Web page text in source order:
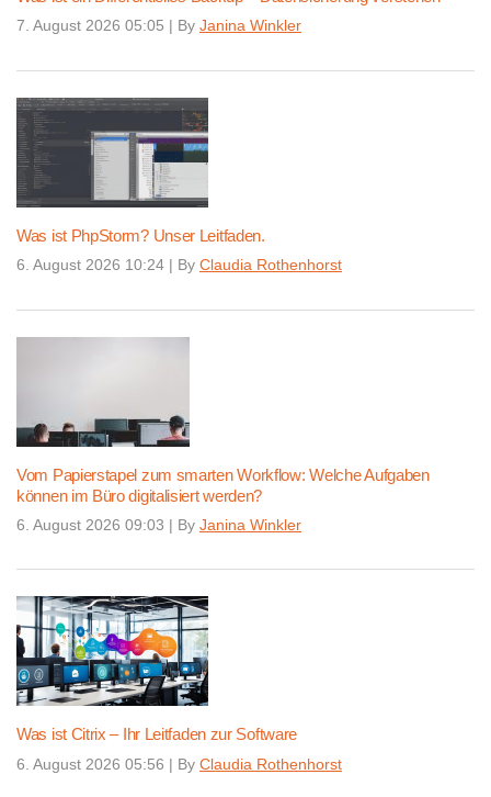
7. August 2026 05:05 | By Janina Winkler
Was ist PhpStorm? Unser Leitfaden.
6. August 2026 10:24 | By Claudia Rothenhorst
Vom Papierstapel zum smarten Workflow: Welche Aufgaben
können im Büro digitalisiert werden?
6. August 2026 09:03 | By Janina Winkler
Was ist Citrix – Ihr Leitfaden zur Software
6. August 2026 05:56 | By Claudia Rothenhorst